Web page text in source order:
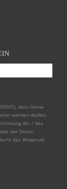
dass Deine
werden dürfen.
der / des
der Daten
des Widerrufs.